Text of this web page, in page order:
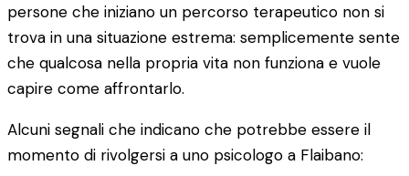
persone che iniziano un percorso terapeutico non si
trova in una situazione estrema: semplicemente sente
che qualcosa nella propria vita non funziona e vuole
capire come affrontarlo.
Alcuni segnali che indicano che potrebbe essere il
momento di rivolgersi a uno psicologo a Flaibano: